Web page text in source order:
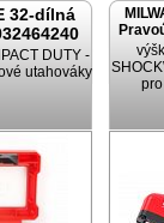
32-dílná
DUTY -
utahováky